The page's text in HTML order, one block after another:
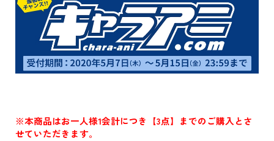
※本商品はお一人様1会計につき【3点】までのご購入とさ
せていただきます。